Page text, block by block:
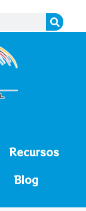
Recursos
Blog